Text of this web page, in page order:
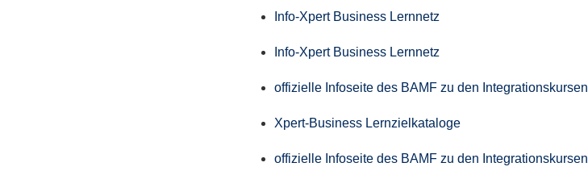
Info-Xpert Business Lernnetz
Info-Xpert Business Lernnetz
offizielle Infoseite des BAMF zu den Integrationskursen
Xpert-Business Lernzielkataloge
offizielle Infoseite des BAMF zu den Integrationskursen